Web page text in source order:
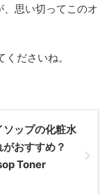
思い切ってこのオ
ださいね。
ソップの化粧水
おすすめ？
Toner